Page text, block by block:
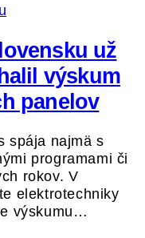
už
výskum
panelov
spája najmä s
programami či
rokov. V
elektrotechniky
výskumu…